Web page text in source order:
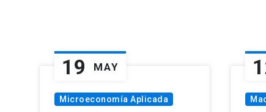
19 MAY
Microeconomía Aplicada